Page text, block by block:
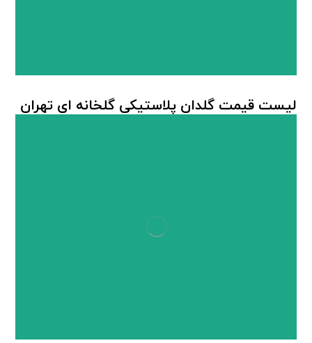
لیست قیمت گلدان پلاستیکی گلخانه ای تهران